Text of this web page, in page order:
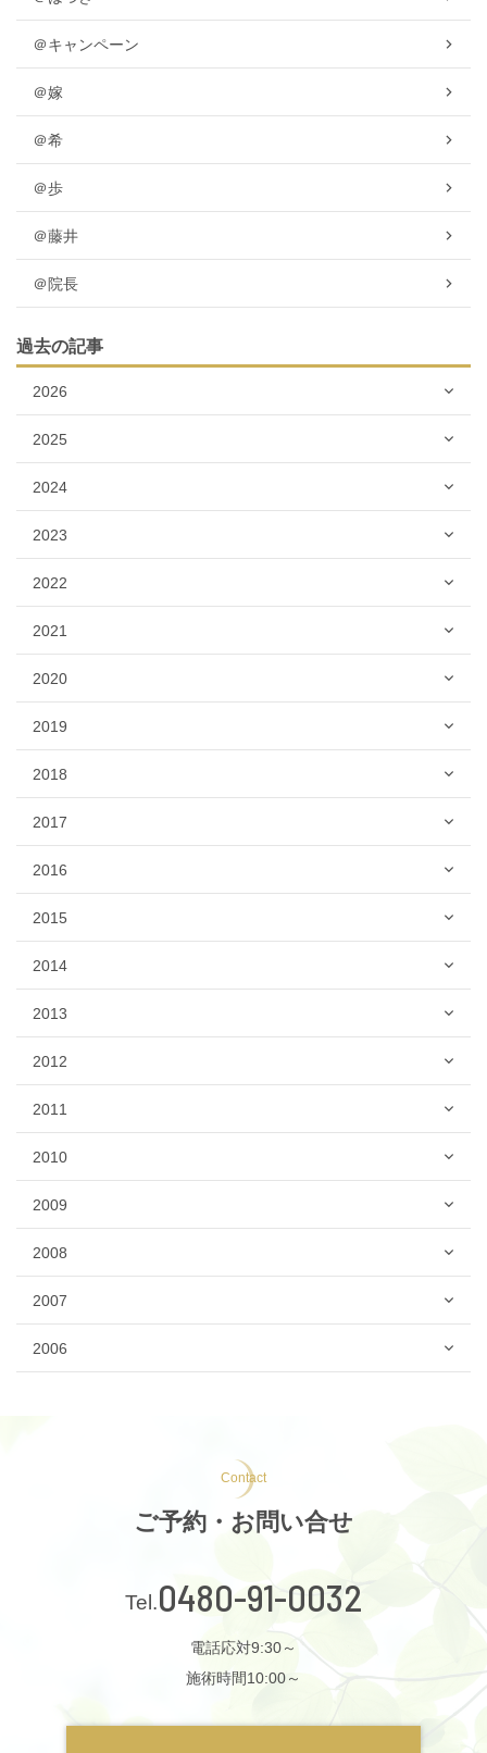
＠キャンペーン
＠嫁
＠希
＠歩
＠藤井
＠院長
過去の記事
2026
2025
2024
2023
2022
2021
2020
2019
2018
2017
2016
2015
2014
2013
2012
2011
2010
2009
2008
2007
2006
Contact
ご予約・お問い合せ
0480-91-0032
電話応対9:30～
施術時間10:00～